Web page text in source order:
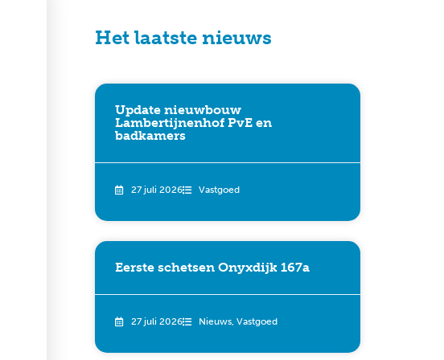
Het laatste nieuws
Update nieuwbouw
Lambertijnenhof PvE en
badkamers
27 juli 2026 Vastgoed
Eerste schetsen Onyxdijk 167a
27 juli 2026 Nieuws, Vastgoed